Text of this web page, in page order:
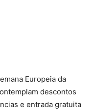
Europeia da
descontos
e entrada gratuita